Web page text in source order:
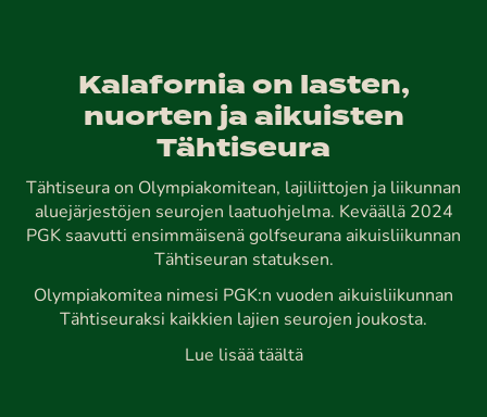
Kalafornia on lasten,
nuorten ja aikuisten
Tähtiseura
Tähtiseura on Olympiakomitean, lajiliittojen ja liikunnan
aluejärjestöjen seurojen laatuohjelma. Keväällä 2024
PGK saavutti ensimmäisenä golfseurana aikuisliikunnan
Tähtiseuran statuksen.
Olympiakomitea nimesi PGK:n vuoden aikuisliikunnan
Tähtiseuraksi kaikkien lajien seurojen joukosta.
Lue lisää täältä